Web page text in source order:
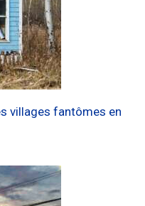
villages fantômes en